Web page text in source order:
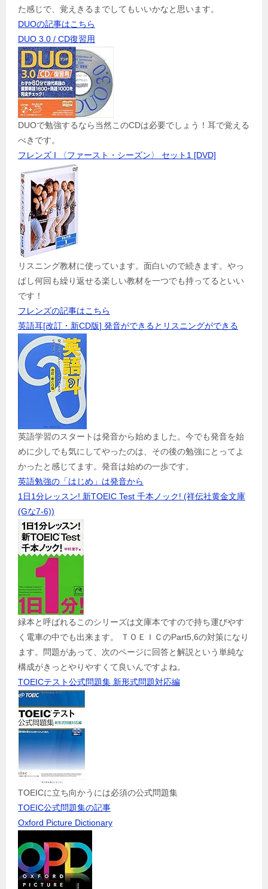
た感じで、覚えきるまでしてもいいかなと思います。
DUOの記事はこちら
DUO 3.0 / CD復習用
DUOで勉強するなら当然このCDは必要でしょう！耳で覚える
べきです。
フレンズ I 〈ファースト・シーズン〉 セット1 [DVD]
リスニング教材に使っています。面白いので続きます。やっ
ぱし何回も繰り返せる楽しい教材を一つでも持ってるといい
です！
フレンズの記事はこちら
英語耳[改訂・新CD版] 発音ができるとリスニングができる
英語学習のスタートは発音から始めました。今でも発音を始
めに少しでも気にしてやったのは、その後の勉強にとってよ
かったと感じてます。発音は始めの一歩です。
英語勉強の「はじめ」は発音から
1日1分レッスン! 新TOEIC Test 千本ノック! (祥伝社黄金文庫
(Gな7-6))
緑本と呼ばれるこのシリーズは文庫本ですので持ち運びやす
く電車の中でも出来ます。 ＴＯＥＩＣのPart5,6の対策になり
ます。問題があって、次のページに回答と解説という単純な
構成がきっとやりやすくて良いんですよね。
TOEICテスト公式問題集 新形式問題対応編
TOEICに立ち向かうには必須の公式問題集
TOEIC公式問題集の記事
Oxford Picture Dictionary